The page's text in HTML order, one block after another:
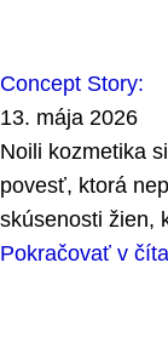
Concept Story:
13. mája 2026
Noili kozmetika
povesť, ktorá
skúsenosti žien,
Pokračovať v